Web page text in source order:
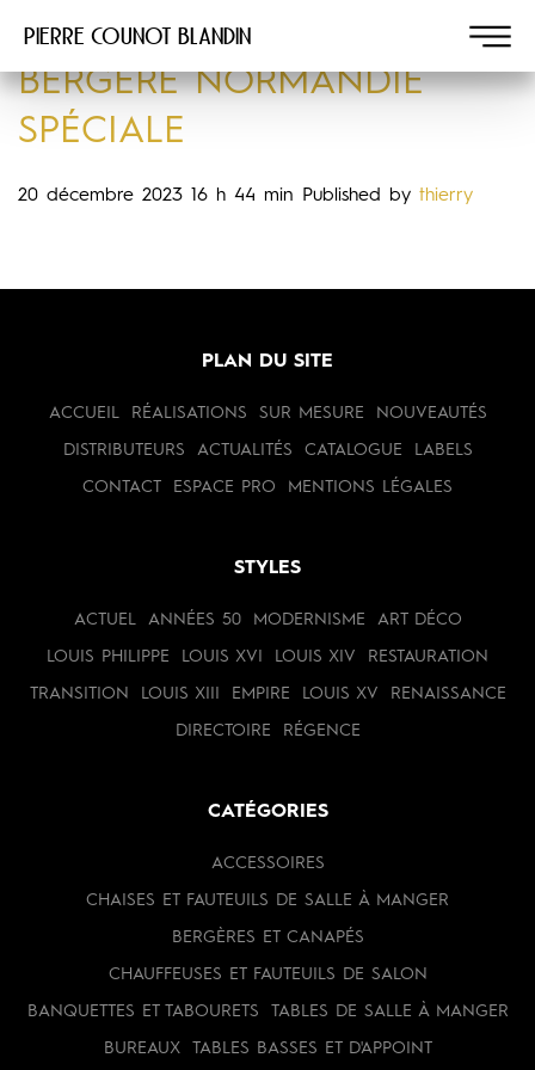
Pierre COUNOT BLANDIN
BERGÈRE NORMANDIE
SPÉCIALE
20 décembre 2023 16 h 44 min Published by thierry
PLAN DU SITE
ACCUEIL RÉALISATIONS SUR MESURE NOUVEAUTÉS
DISTRIBUTEURS ACTUALITÉS CATALOGUE LABELS
CONTACT ESPACE PRO MENTIONS LÉGALES
STYLES
ACTUEL ANNÉES 50 MODERNISME ART DÉCO
LOUIS PHILIPPE LOUIS XVI LOUIS XIV RESTAURATION
TRANSITION LOUIS XIII EMPIRE LOUIS XV RENAISSANCE
DIRECTOIRE RÉGENCE
CATÉGORIES
ACCESSOIRES
CHAISES ET FAUTEUILS DE SALLE À MANGER
BERGÈRES ET CANAPÉS
CHAUFFEUSES ET FAUTEUILS DE SALON
BANQUETTES ET TABOURETS TABLES DE SALLE À MANGER
BUREAUX TABLES BASSES ET D'APPOINT